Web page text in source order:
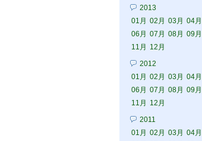
2013
01月 02月 03月 04月
06月 07月 08月 09月
11月
12月
2012
01月 02月 03月 04月
06月 07月 08月 09月
11月
12月
2011
01月 02月 03月 04月